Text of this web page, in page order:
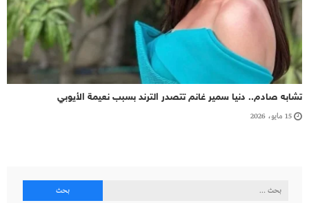
تشابه صادم.. دنيا سمير غانم تتصدر الترند بسبب نعيمة الأيوبي
15 مايو، 2026
البحث